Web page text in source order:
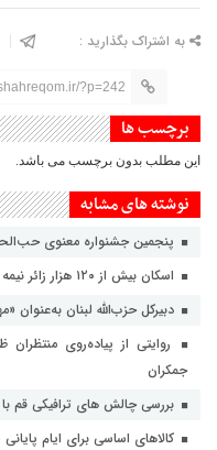
به اشتراک بگذارید :
?p=242
برچسب ها
این مطلب بدون برچسب می باشد.
نوشته های مشابه
پنجمین جشنواره معنوی
اسکان بیش از ۱۲۰ هزار زائر نیمه شعبان قم
دبیرکل حزب‌الله لبنان به‌عنوان
روایتی از پیاده‌روی
جمکران
بررسی چالش های ترافیکی قم با روزانه ۲میلیون سفر
کالاهای اساسی برای ایام